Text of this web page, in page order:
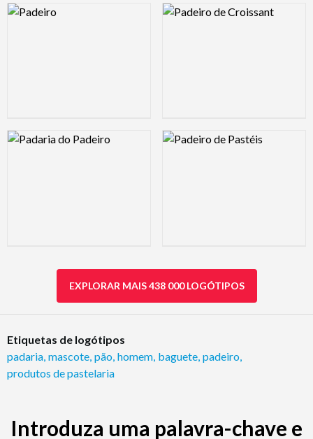
Logo Preview Image Logo Preview Image
Logo Preview Image Logo Preview Image
EXPLORAR MAIS 438 000 LOGÓTIPOS
Etiquetas de logótipos
padaria mascote pão homem baguete padeiro
produtos de pastelaria
Introduza uma palavra-chave e